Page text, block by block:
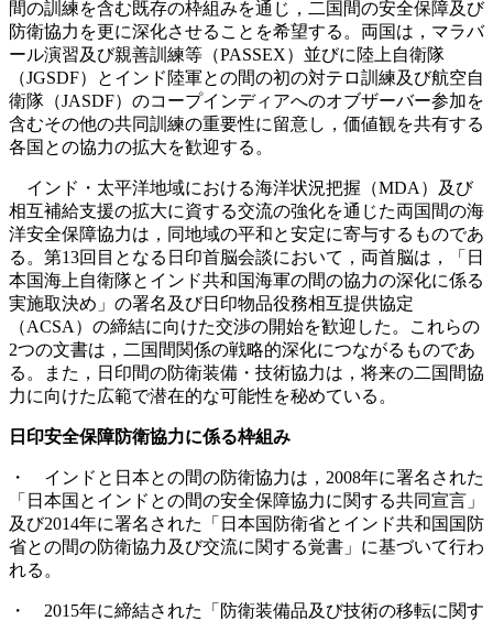
間の訓練を含む既存の枠組みを通じ，二国間の安全保障及び
防衛協力を更に深化させることを希望する。両国は，マラバ
ール演習及び親善訓練等（PASSEX）並びに陸上自衛隊
（JGSDF）とインド陸軍との間の初の対テロ訓練及び航空自
衛隊（JASDF）のコープインディアへのオブザーバー参加を
含むその他の共同訓練の重要性に留意し，価値観を共有する
各国との協力の拡大を歓迎する。
インド・太平洋地域における海洋状況把握（MDA）及び
相互補給支援の拡大に資する交流の強化を通じた両国間の海
洋安全保障協力は，同地域の平和と安定に寄与するものであ
る。第13回目となる日印首脳会談において，両首脳は，「日
本国海上自衛隊とインド共和国海軍の間の協力の深化に係る
実施取決め」の署名及び日印物品役務相互提供協定
（ACSA）の締結に向けた交渉の開始を歓迎した。これらの
2つの文書は，二国間関係の戦略的深化につながるものであ
る。また，日印間の防衛装備・技術協力は，将来の二国間協
力に向けた広範で潜在的な可能性を秘めている。
日印安全保障防衛協力に係る枠組み
・ インドと日本との間の防衛協力は，2008年に署名された
「日本国とインドとの間の安全保障協力に関する共同宣言」
及び2014年に署名された「日本国防衛省とインド共和国国防
省との間の防衛協力及び交流に関する覚書」に基づいて行わ
れる。
・ 2015年に締結された「防衛装備品及び技術の移転に関す